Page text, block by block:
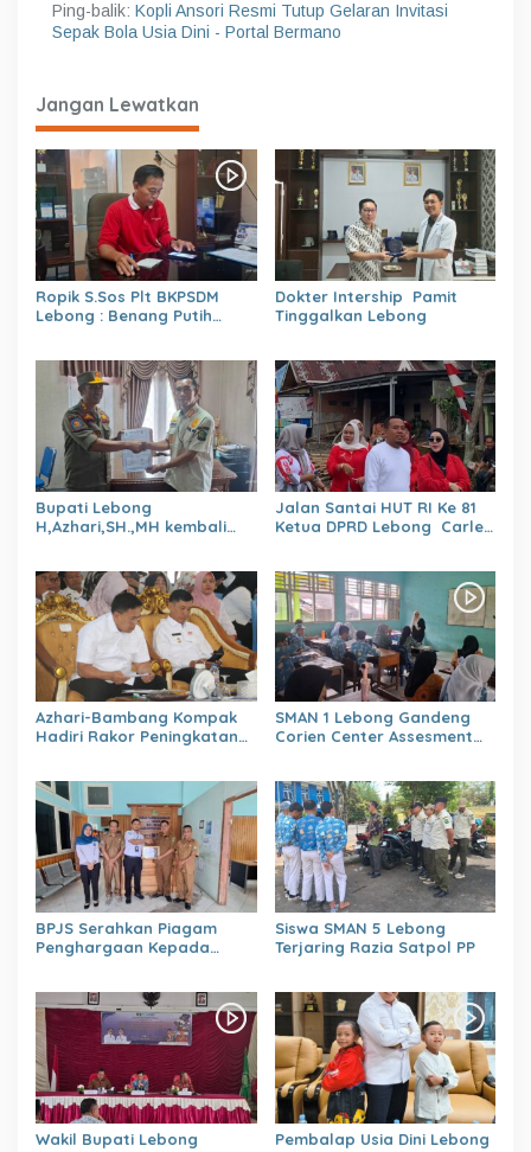
Ping-balik: Kopli Ansori Resmi Tutup Gelaran Invitasi
Sepak Bola Usia Dini - Portal Bermano
Jangan Lewatkan
Ropik S.Sos Plt BKPSDM
Lebong : Benang Putih
BKPSDM
Dokter Intership Pamit
Tinggalkan Lebong
Bupati Lebong
H,Azhari,SH.,MH kembali
Jalan Santai HUT RI Ke 81
Ketua DPRD Lebong Carles
Azhari-Bambang Kompak
Hadiri Rakor Peningkatan
2026
SMAN 1 Lebong Gandeng
Corien Center Assesment
BPJS Serahkan Piagam
Penghargaan Kepada
Siswa SMAN 5 Lebong
Terjaring Razia Satpol PP
Wakil Bupati Lebong
Pembalap Usia Dini Lebong